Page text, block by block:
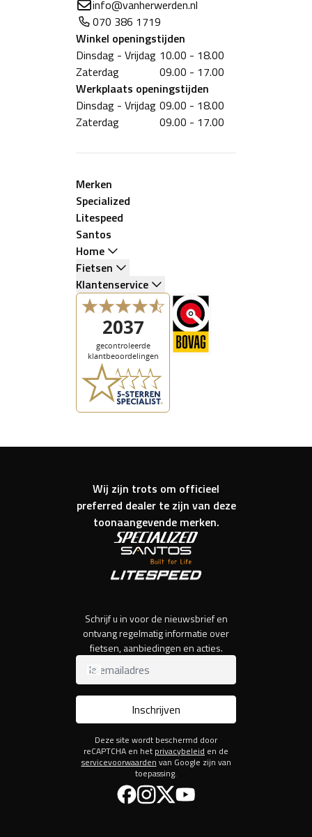
info@vanherwerden.nl
070 386 1719
Winkel openingstijden
Dinsdag - Vrijdag 10.00 - 18.00
Zaterdag
09.00 - 17.00
Werkplaats openingstijden
Dinsdag - Vrijdag 09.00 - 18.00
Zaterdag
09.00 - 17.00
Merken
Specialized
Litespeed
Santos
Home
Fietsen
Klantenservice
Wij zijn trots om officieel
preferred dealer te zijn van deze
toonaangevende merken.
Schrijf u in voor de nieuwsbrief en
ontvang regelmatig informatie over
fietsen, aanbiedingen en acties.
Inschrijven
Deze site wordt beschermd door
reCAPTCHA en het privacybeleid en de
servicevoorwaarden van Google zijn van
toepassing.
FacebookInstagram
TwitterYouTube